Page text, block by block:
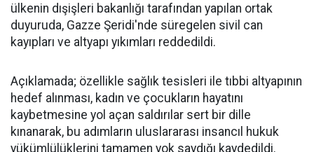
ülkenin dışişleri bakanlığı tarafından yapılan ortak
duyuruda, Gazze Şeridi'nde süregelen sivil can
kayıpları ve altyapı yıkımları reddedildi.
Açıklamada; özellikle sağlık tesisleri ile tıbbi altyapının
hedef alınması, kadın ve çocukların hayatını
kaybetmesine yol açan saldırılar sert bir dille
kınanarak, bu adımların uluslararası insancıl hukuk
yükümlülüklerini tamamen yok saydığı kaydedildi.